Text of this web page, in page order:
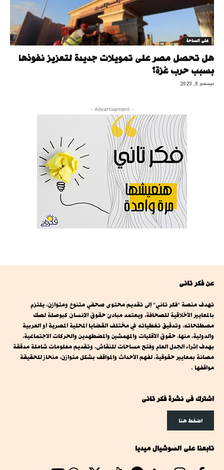
على الساحة
هل تحصل مصر على تمويلات جديدة لتعزيز نفوذها
بسبب حرب غزة؟
ديسمبر 8, 2023
- Advertisement -
عن فكر تانى
تهدف منصة "فكر تاني" إلى تقديم محتوى صحفي متنوع ومتوازن، يلتزم
بالمعايير الأخلاقية للصحافة، ويعتمد مبادئ حقوق الإنسان كبوصلة لصك
مصطلحاته، وتدقيق تغطياته في مختلف القضايا المحلية المصرية أو العربية
والدولية، منها، حقوق الأقليات والمهمشين والمضطهدين والحركات الاجتماعية،
بهدف إثراء الجدل العام وفتح مساحات للنقاش، وتقديم معلومات شاملة مدققة
مصانة بمعايير حقوقية، لفهم الأحداث والمواقف بشكل متوازن، منحاز للحقيقة
مواقفها .
اشترك فى نشرة فكر تانى
اضغط هنا
تابعنا على السوشيال ميديا